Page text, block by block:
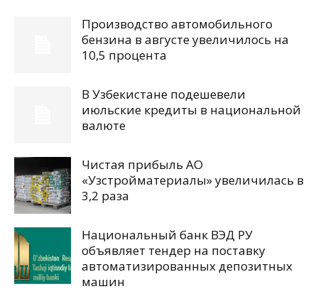
Производство автомобильного
бензина в августе увеличилось на
10,5 процента
В Узбекистане подешевели
июльские кредиты в национальной
валюте
Чистая прибыль АО
«Узстройматериалы» увеличилась в
3,2 раза
Национальный банк ВЭД РУ
объявляет тендер на поставку
автоматизированных депозитных
машин